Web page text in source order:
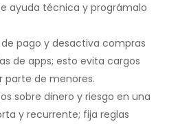
ayuda técnica y prográmalo
pago y desactiva compras
de apps; esto evita cargos
parte de menores.
sobre dinero y riesgo en una
y recurrente; fija reglas